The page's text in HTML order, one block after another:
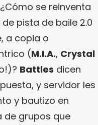
se reinventa
pista de baile 2.0
a copia o
(M.I.A., Crystal
Battles dicen
y servidor les
y bautizo en
de grupos que